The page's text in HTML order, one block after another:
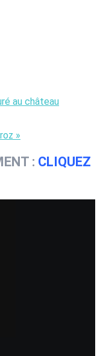
au château
»
: CLIQUEZ